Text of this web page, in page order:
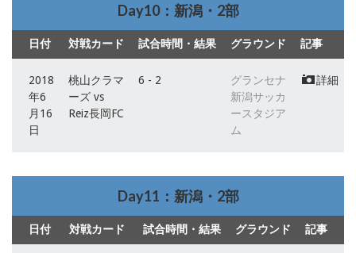
Day10：新潟・2部
日付 対戦カード 試合時間・結果 グラウンド 記事
2018
年6
月16
日
桃山クラマ
ーズ vs
Reiz長岡FC
6 - 2
グランセナ
新潟サッカ
ースタジア
ム
詳細
Day11：新潟・2部
日付 対戦カード 試合時間・結果 グラウンド 記事